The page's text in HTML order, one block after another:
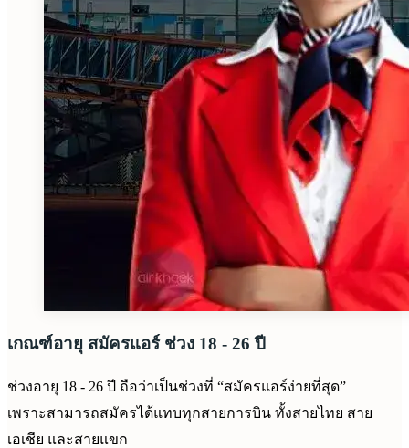
เกณฑ์อายุ สมัครแอร์ ช่วง 18 - 26 ปี
ช่วงอายุ 18 - 26 ปี ถือว่าเป็นช่วงที่ “สมัครแอร์ง่ายที่สุด”
เพราะสามารถสมัครได้แทบทุกสายการบิน ทั้งสายไทย สาย
เอเชีย และสายแขก